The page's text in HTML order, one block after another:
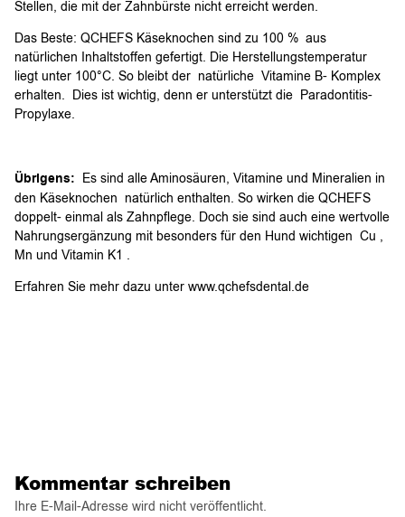
Stellen, die mit der Zahnbürste nicht erreicht werden.
Das Beste: QCHEFS Käseknochen sind zu 100 % aus
natürlichen Inhaltstoffen gefertigt. Die Herstellungstemperatur
liegt unter 100°C. So bleibt der natürliche Vitamine B- Komplex
erhalten. Dies ist wichtig, denn er unterstützt die Paradontitis-
Propylaxe.
Übrigens: Es sind alle Aminosäuren, Vitamine und Mineralien in
den Käseknochen natürlich enthalten. So wirken die QCHEFS
doppelt- einmal als Zahnpflege. Doch sie sind auch eine wertvolle
Nahrungsergänzung mit besonders für den Hund wichtigen Cu ,
Mn und Vitamin K1 .
Erfahren Sie mehr dazu unter www.qchefsdental.de
Kommentar schreiben
Ihre E-Mail-Adresse wird nicht veröffentlicht.